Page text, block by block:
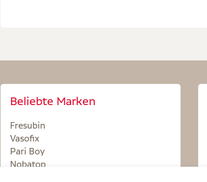
Beliebte Marken
Fresubin
Vasofix
Pari Boy
Nobatop